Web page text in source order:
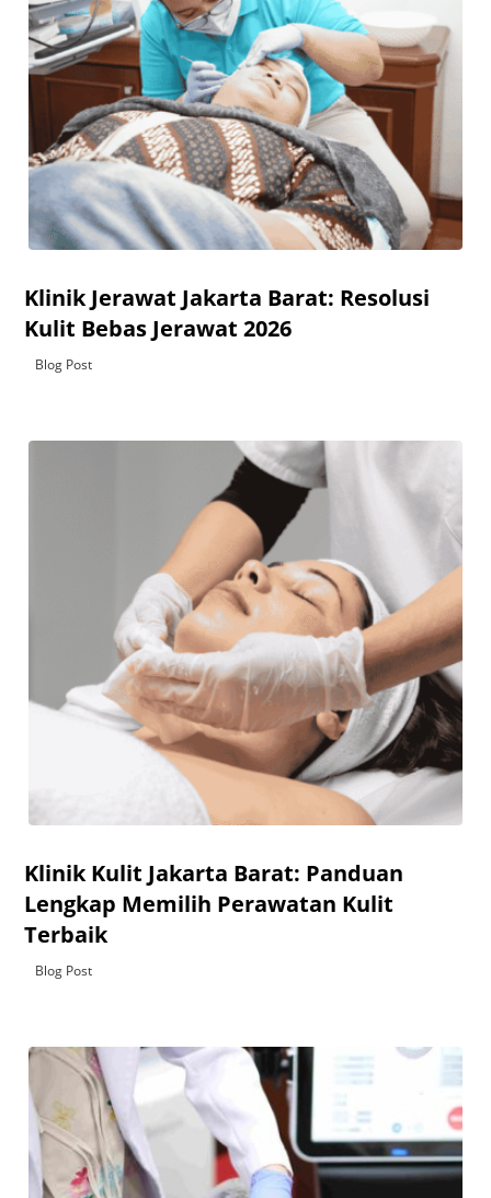
Klinik Jerawat Jakarta Barat: Resolusi
Kulit Bebas Jerawat 2026
Blog Post
Klinik Kulit Jakarta Barat: Panduan
Lengkap Memilih Perawatan Kulit
Terbaik
Blog Post